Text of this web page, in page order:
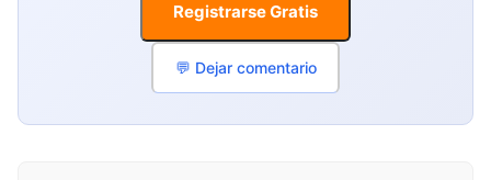
Registrarse Gratis
💬 Dejar comentario